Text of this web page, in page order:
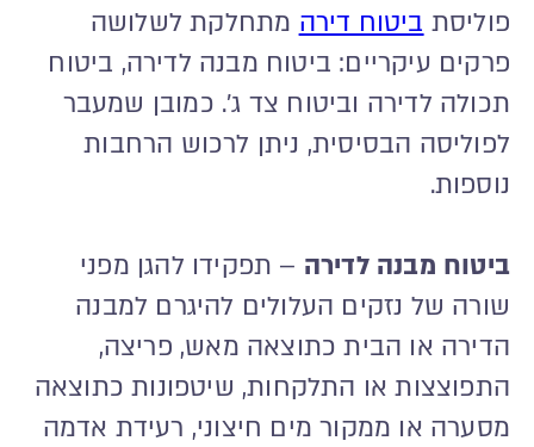
פוליסת ביטוח דירה מתחלקת לשלושה
פרקים עיקריים: ביטוח מבנה לדירה, ביטוח
תכולה לדירה וביטוח צד ג'. כמובן שמעבר
לפוליסה הבסיסית, ניתן לרכוש הרחבות
נוספות.
ביטוח מבנה לדירה – תפקידו להגן מפני
שורה של נזקים העלולים להיגרם למבנה
הדירה או הבית כתוצאה מאש, פריצה,
התפוצצות או התלקחות, שיטפונות כתוצאה
מסערה או ממקור מים חיצוני, רעידת אדמה